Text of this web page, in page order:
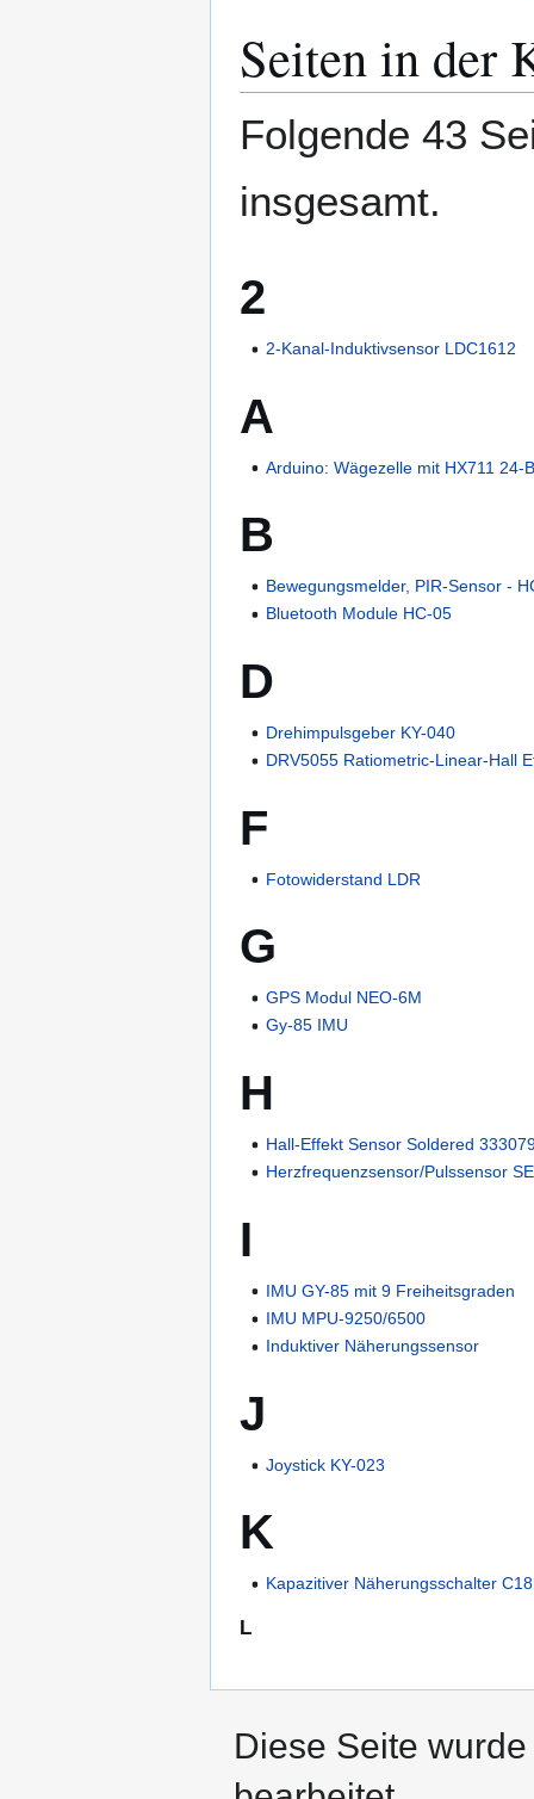
Seiten in der
Folgende 43
insgesamt.
2
2-Kanal-Induktivsensor LDC1612
A
Arduino: Wägezelle mit HX711 24-
B
Bewegungsmelder, PIR-Sensor -
Bluetooth Module HC-05
D
Drehimpulsgeber KY-040
DRV5055 Ratiometric-Linear-Hall
F
Fotowiderstand LDR
G
GPS Modul NEO-6M
Gy-85 IMU
H
Hall-Effekt Sensor Soldered
Herzfrequenzsensor/Pulssensor
I
IMU GY-85 mit 9 Freiheitsgraden
IMU MPU-9250/6500
Induktiver Näherungssensor
J
Joystick KY-023
K
Kapazitiver Näherungsschalter
L
Diese Seite